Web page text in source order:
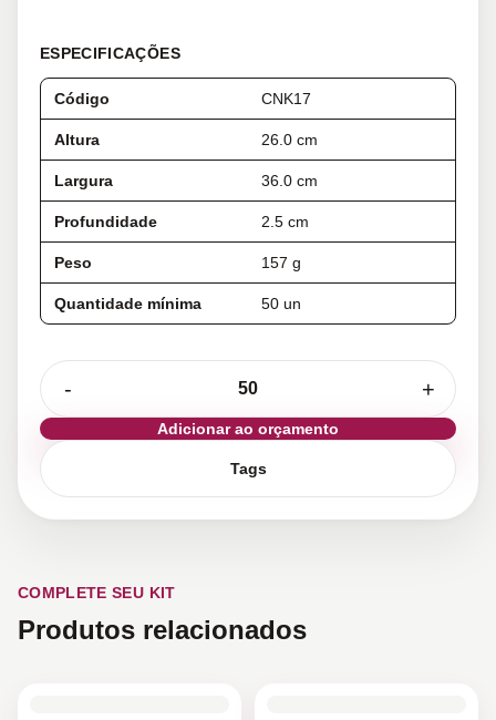
ESPECIFICAÇÕES
Código CNK17
Altura 26.0 cm
Largura 36.0 cm
Profundidade 2.5 cm
Peso 157 g
Quantidade mínima 50 un
- +
Adicionar ao orçamento
Tags
COMPLETE SEU KIT
Produtos relacionados